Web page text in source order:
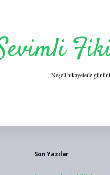
Neşeli hikayelerle
Son Yazılar